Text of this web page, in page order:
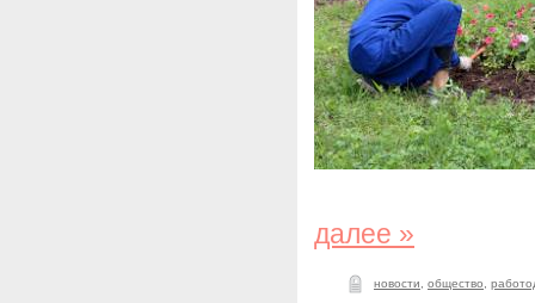
далее »
новости общество